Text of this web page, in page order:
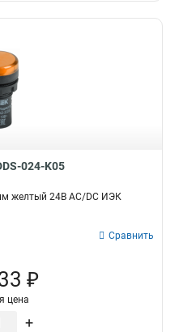
024-K05
желтый 24В AC/DC ИЭК
Сравнить
₽
цена
+